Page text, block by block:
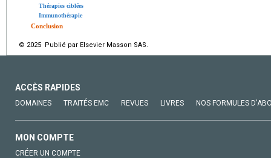
Thérapies ciblées
Immunothérapie
Conclusion
© 2025 Publié par Elsevier Masson SAS.
ACCÈS RAPIDES
DOMAINES TRAITÉS EMC REVUES LIVRES NOS FORMULES
MON COMPTE
CRÉER UN COMPTE